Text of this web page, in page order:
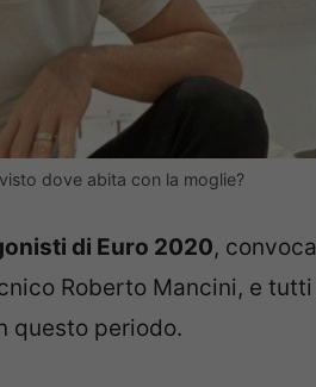
dove abita con la moglie?
di Euro 2020,
Roberto Mancini, e
questo periodo.